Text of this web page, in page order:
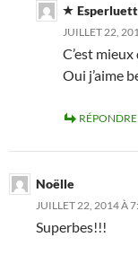
JUILLET 22,
C’est
Oui j’aime
RÉPONDRE
Noëlle
JUILLET 22, 2014 À
Superbes!!!